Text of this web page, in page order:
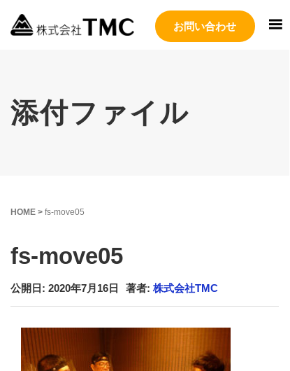
お問い合わせ
添付ファイル
HOME > fs-move05
fs-move05
公開日: 2020年7月16日 著者: 株式会社TMC